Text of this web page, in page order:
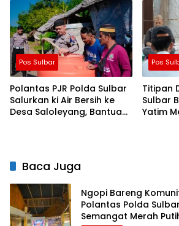
Akurat
Pos Sulbar
Polantas PJR Polda Sulbar
Salurkan ki Air Bersih ke
Desa Saloleyang, Bantuan
Pos
Titipan
Sulbar
Yatim
Baca Juga
Ngopi Bareng
Polantas Polda
Semangat Merah